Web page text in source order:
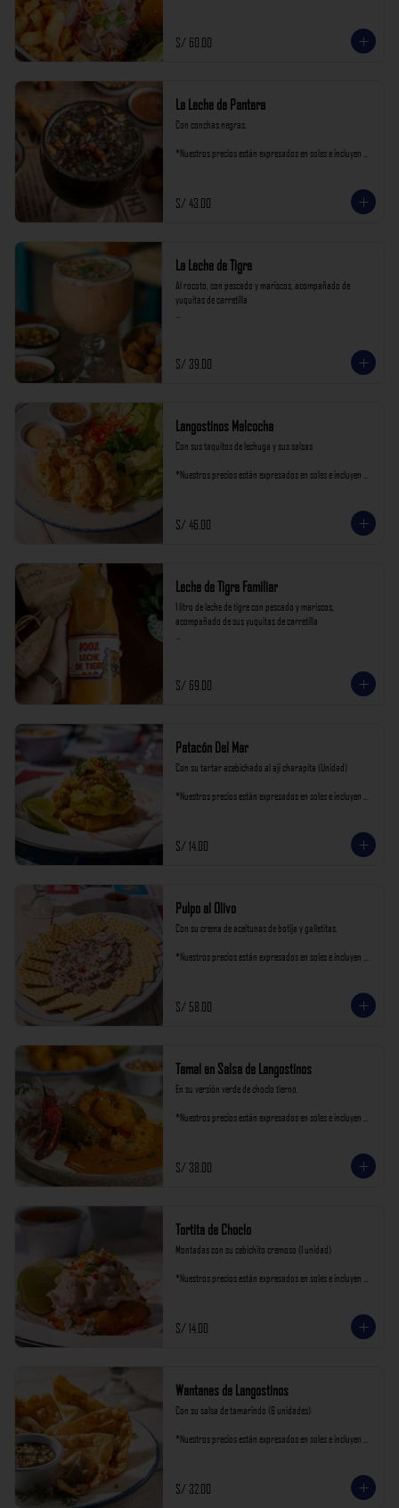
impuestos de ley y recargo al consumo.
S/ 60.00
La Leche de Pantera
Con conchas negras.
*Nuestros precios están expresados en soles e incluyen
S/ 43.00
La Leche de Tigre
Al rocoto, con pescado y mariscos, acompañado de
yuquitas de carretilla
S/ 39.00
Langostinos Melcocha
Con sus taquitos de lechuga y sus salsas
*Nuestros precios están expresados en soles e incluyen
S/ 46.00
Leche de Tigre Familiar
1 litro de leche de tigre con pescado y mariscos,
acompañado de sus yuquitas de carretilla
S/ 69.00
Patacón Del Mar
Con su tartar acebichado al ají charapita (Unidad)
*Nuestros precios están expresados en soles e incluyen
S/ 14.00
Pulpo al Olivo
Con su crema de aceitunas de botija y galletitas.
*Nuestros precios están expresados en soles e incluyen
S/ 58.00
Tamal en Salsa de Langostinos
En su versión verde de choclo tierno.
*Nuestros precios están expresados en soles e incluyen
S/ 38.00
Tortita de Choclo
Montadas con su cebichito cremoso (1 unidad)
*Nuestros precios están expresados en soles e incluyen
S/ 14.00
Wantanes de Langostinos
Con su salsa de tamarindo (6 unidades)
*Nuestros precios están expresados en soles e incluyen
S/ 32.00